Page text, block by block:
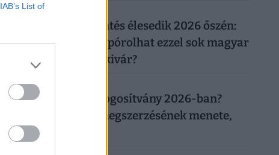
IAB’s List of
2026. augusztus 7.
Újabb rezsicsökkentés élesedik 2026 őszén:
tényleg tízezreket spórolhat ezzel sok magyar
háztulaj, aki most kivár?
2026. augusztus 8.
Mennyibe kerül a jogosítvány 2026-ban?
Vezetői engedély megszerzésének menete,
ára